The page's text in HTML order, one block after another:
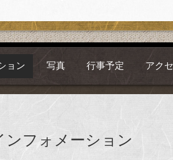
ョン 写真 行事予定 アク
ンフォメーション